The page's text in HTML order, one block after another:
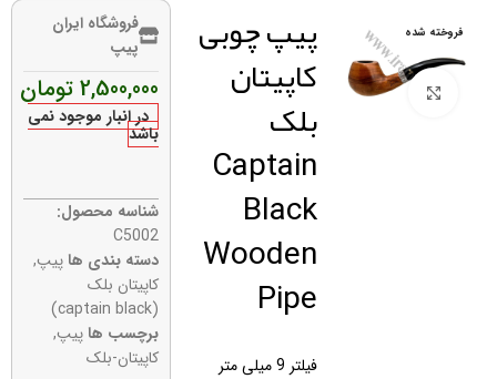
فروخته شده
برای بزرگنمایی کلیک کنید
پیپ چوبی
کاپیتان
بلک
Captain
Black
Wooden
Pipe
فیلتر 9 میلی متر
فروشگاه ایران
پیپ
2,500,000 تومان
در انبار موجود نمی
باشد
شناسه محصول:
C5002
دسته بندی ها پیپ,
کاپیتان بلک
(captain black)
برچسب ها پیپ,
کاپیتان-بلک